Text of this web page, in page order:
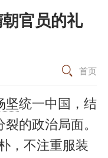
官员的礼
首页
坚统一中国，结
的政治局面。
，不注重服装